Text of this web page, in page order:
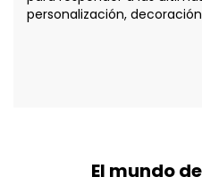
personalización,
El mundo